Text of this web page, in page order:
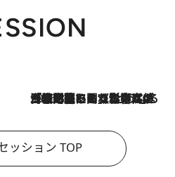
2026.8.3
「住宅建てられない…」「サーチャージ料の高値が続いている」ホルムズ海峡封鎖による影響はいつまで続く？《エネルギー専門家に聞く“どうなる日本の暮らし”》
ッション TOP